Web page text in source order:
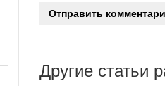
Другие статьи